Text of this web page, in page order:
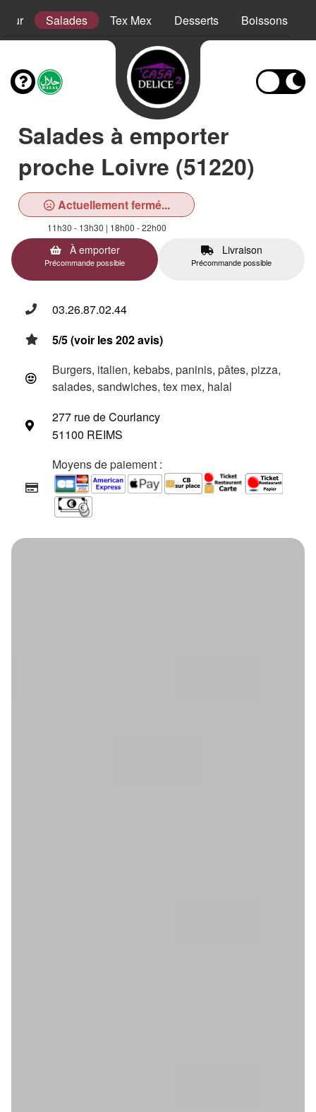
Salades Tex Mex Desserts Boissons
Salades à emporter
proche Loivre (51220)
Actuellement fermé...
11h30 - 13h30 | 18h00 - 22h00
À emporter
Précommande possible
Livraison
Précommande possible
03.26.87.02.44
5/5 (voir les 202 avis)
Burgers, italien, kebabs, paninis, pâtes, pizza,
salades, sandwiches, tex mex, halal
277 rue de Courlancy
51100 REIMS
Moyens de paiement :